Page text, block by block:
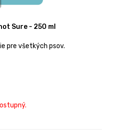
Sure - 250 ml
pre všetkých psov.